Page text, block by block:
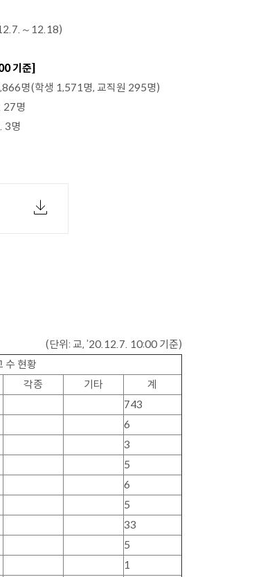
～12.18)
기준]
명(학생 1,571명, 교직원 295명)
27명
3명
(단위: 교, ’20.12.7. 10:00 기준)
수 현황
각종 기타
계
743
6
3
5
6
5
33
5
1